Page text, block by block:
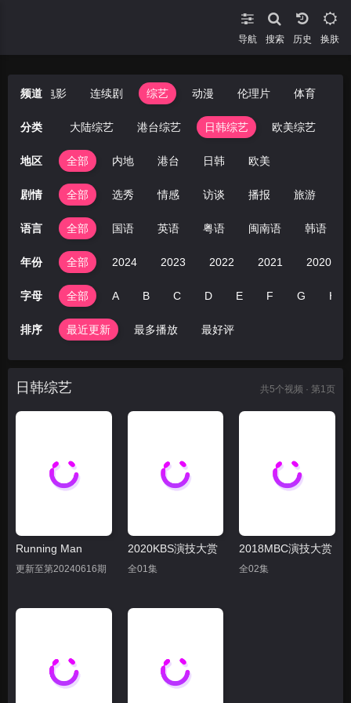
导航 搜索 换肤
频道
剧 电影 连续剧 综艺 动漫 伦理片 体育
分类
全部 大陆综艺 港台综艺 日韩综艺 欧美综艺
地区 全部 内地 港台 日韩 欧美
剧情 全部 选秀 情感 访谈 播报 旅游
语言 全部 国语 英语 粤语 闽南语 韩语
年份 全部 2024 2023 2022 2021 2020
字母 全部 A B C D E F G H
排序 最近更新 最多播放 最好评
日韩综艺 共5个视频 · 第1页
Running Man
更新至第20240616期
2020KBS演技大赏
全01集
2018MBC演技大赏
全02集